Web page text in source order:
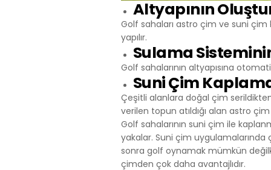
Altyapının
Golf sahaları astro çim ve suni
yapılır.
Sulama
Golf sahalarının altyapısına
Suni Çim
Çeşitli alanlara doğal çim serildikten
verilen topun atıldığı alan astro çim
Golf sahalarının suni çim ile
yakalar. Suni çim uygulamalarında
sonra golf oynamak mümkün
çimden çok daha avantajlıdır.
içinde tekrar
4.ÇEREZ
silmek için
Birçok
reddetme,
cihazınıza
sunar.
Aynı
Çerezleri
gerekebilir,
sitesindeki